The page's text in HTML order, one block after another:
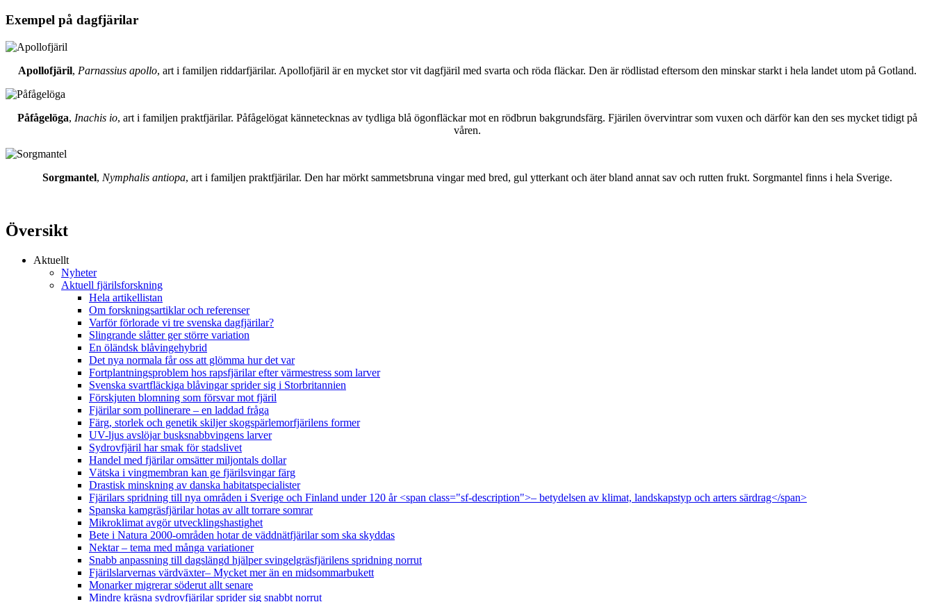
Exempel på dagfjärilar
Apollofjäril, Parnassius apollo, art i familjen riddarfjärilar. Apollofjäril är en mycket stor vit dagfjäril med svarta och röda fläckar. Den är rödlistad eftersom den minskar starkt i hela landet utom på Gotland.
Påfågelöga, Inachis io, art i familjen praktfjärilar. Påfågelögat kännetecknas av tydliga blå ögonfläckar mot en rödbrun bakgrundsfärg. Fjärilen övervintrar som vuxen och därför kan den ses mycket tidigt på
våren.
Sorgmantel, Nymphalis antiopa, art i familjen praktfjärilar. Den har mörkt sammetsbruna vingar med bred, gul ytterkant och äter bland annat sav och rutten frukt. Sorgmantel finns i hela Sverige.
Översikt
Aktuellt
Nyheter
Aktuell fjärilsforskning
Hela artikellistan
Om forskningsartiklar och referenser
Varför förlorade vi tre svenska dagfjärilar?
Slingrande slåtter ger större variation
En öländsk blåvingehybrid
Det nya normala får oss att glömma hur det var
Fortplantningsproblem hos rapsfjärilar efter värmestress som larver
Svenska svartfläckiga blåvingar sprider sig i Storbritannien
Förskjuten blomning som försvar mot fjäril
Fjärilar som pollinerare – en laddad fråga
Färg, storlek och genetik skiljer skogspärlemorfjärilens former
UV-ljus avslöjar busksnabbvingens larver
Sydrovfjäril har smak för stadslivet
Handel med fjärilar omsätter miljontals dollar
Vätska i vingmembran kan ge fjärilsvingar färg
Drastisk minskning av danska habitatspecialister
Fjärilars spridning till nya områden i Sverige och Finland under 120 år <span class="sf-description">– betydelsen av klimat, landskapstyp och arters särdrag</span>
Spanska kamgräsfjärilar hotas av allt torrare somrar
Mikroklimat avgör utvecklingshastighet
Bete i Natura 2000-områden hotar de väddnätfjärilar som ska skyddas
Nektar – tema med många variationer
Snabb anpassning till dagslängd hjälper svingelgräsfjärilens spridning norrut
Fjärilslarvernas värdväxter– Mycket mer än en midsommarbukett
Monarker migrerar söderut allt senare
Mindre kräsna sydrovfjärilar sprider sig snabbt norrut